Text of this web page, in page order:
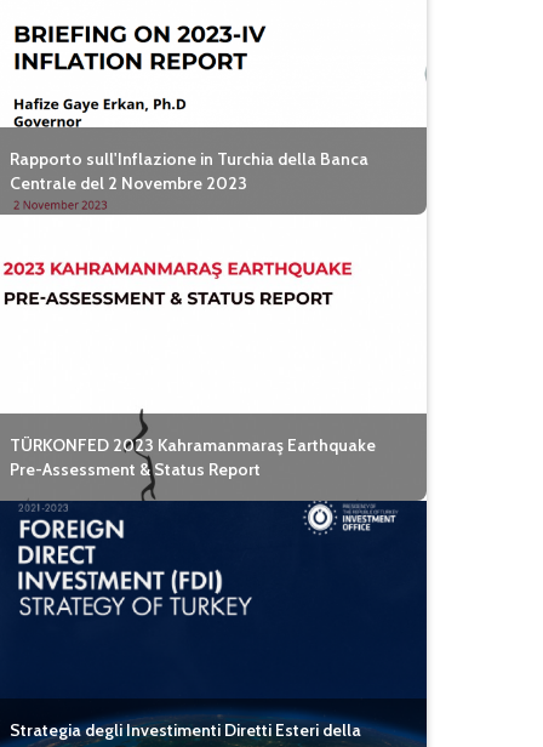
Rapporto sull'Inflazione in Turchia della Banca
Centrale del 2 Novembre 2023
TÜRKONFED 2023 Kahramanmaraş Earthquake
Pre-Assessment & Status Report
Strategia degli Investimenti Diretti Esteri della